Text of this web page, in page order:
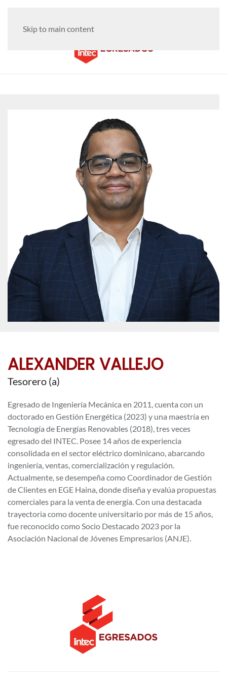
Skip to main content
ALEXANDER VALLEJO
Tesorero (a)
Egresado de Ingeniería Mecánica en 2011, cuenta con un
doctorado en Gestión Energética (2023) y una maestría en
Tecnología de Energías Renovables (2018), tres veces
egresado del INTEC. Posee 14 años de experiencia
consolidada en el sector eléctrico dominicano, abarcando
ingeniería, ventas, comercialización y regulación.
Actualmente, se desempeña como Coordinador de Gestión
de Clientes en EGE Haina, donde diseña y evalúa propuestas
comerciales para la venta de energía. Con una destacada
trayectoria como docente universitario por más de 15 años,
fue reconocido como Socio Destacado 2023 por la
Asociación Nacional de Jóvenes Empresarios (ANJE).